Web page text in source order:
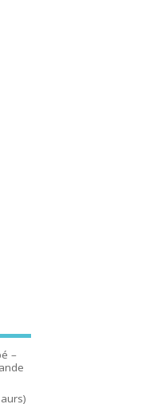
–